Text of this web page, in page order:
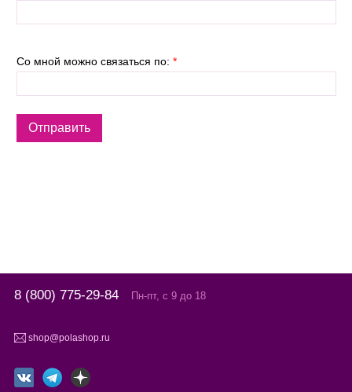
Со мной можно связаться по: *
8 (800) 775-29-84 Пн-пт, с 9 до 18
shop@polashop.ru